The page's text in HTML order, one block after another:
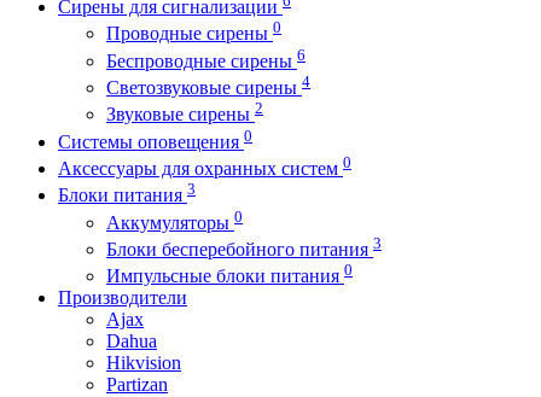
Сирены для сигнализации
Проводные сирены 0
Беспроводные сирены 6
Светозвуковые сирены 4
Звуковые сирены 2
Системы оповещения 0
Аксессуары для охранных систем 0
Блоки питания 3
Аккумуляторы 0
Блоки бесперебойного питания 3
Импульсные блоки питания 0
Производители
Ajax
Dahua
Hikvision
Partizan